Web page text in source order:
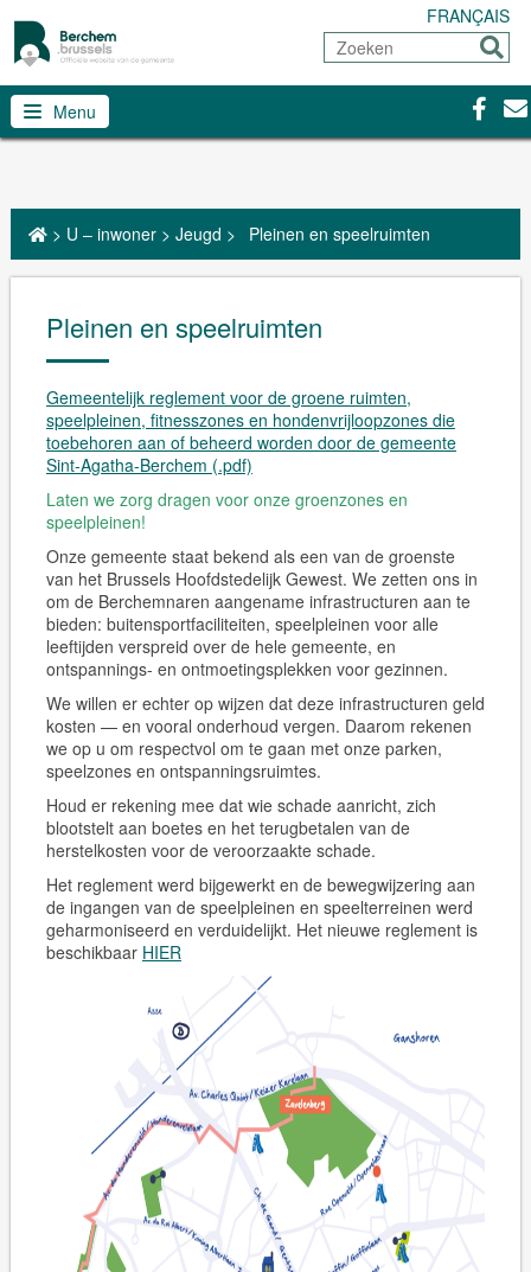
FRANÇAIS
Zoeken
Sturen
Menu
> U – inwoner> Jeugd > Pleinen en speelruimten
Pleinen en speelruimten
Gemeentelijk reglement voor de groene ruimten,
speelpleinen, fitnesszones en hondenvrijloopzones die
toebehoren aan of beheerd worden door de gemeente
Sint-Agatha-Berchem (.pdf)
Laten we zorg dragen voor onze groenzones en
speelpleinen!
Onze gemeente staat bekend als een van de groenste
van het Brussels Hoofdstedelijk Gewest. We zetten ons in
om de Berchemnaren aangename infrastructuren aan te
bieden: buitensportfaciliteiten, speelpleinen voor alle
leeftijden verspreid over de hele gemeente, en
ontspannings- en ontmoetingsplekken voor gezinnen.
We willen er echter op wijzen dat deze infrastructuren geld
kosten — en vooral onderhoud vergen. Daarom rekenen
we op u om respectvol om te gaan met onze parken,
speelzones en ontspanningsruimtes.
Houd er rekening mee dat wie schade aanricht, zich
blootstelt aan boetes en het terugbetalen van de
herstelkosten voor de veroorzaakte schade.
Het reglement werd bijgewerkt en de bewegwijzering aan
de ingangen van de speelpleinen en speelterreinen werd
geharmoniseerd en verduidelijkt. Het nieuwe reglement is
beschikbaar HIER